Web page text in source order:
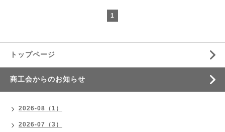
1
トップページ
商工会からのお知らせ
2026-08（1）
2026-07（3）